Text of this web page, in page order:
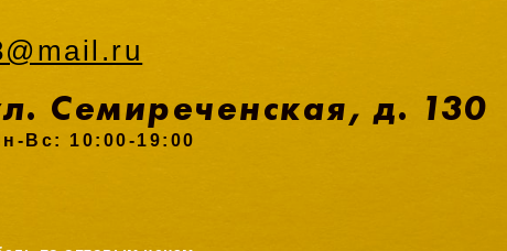
Семиреченская, д. 130
Вс: 10:00-19:00